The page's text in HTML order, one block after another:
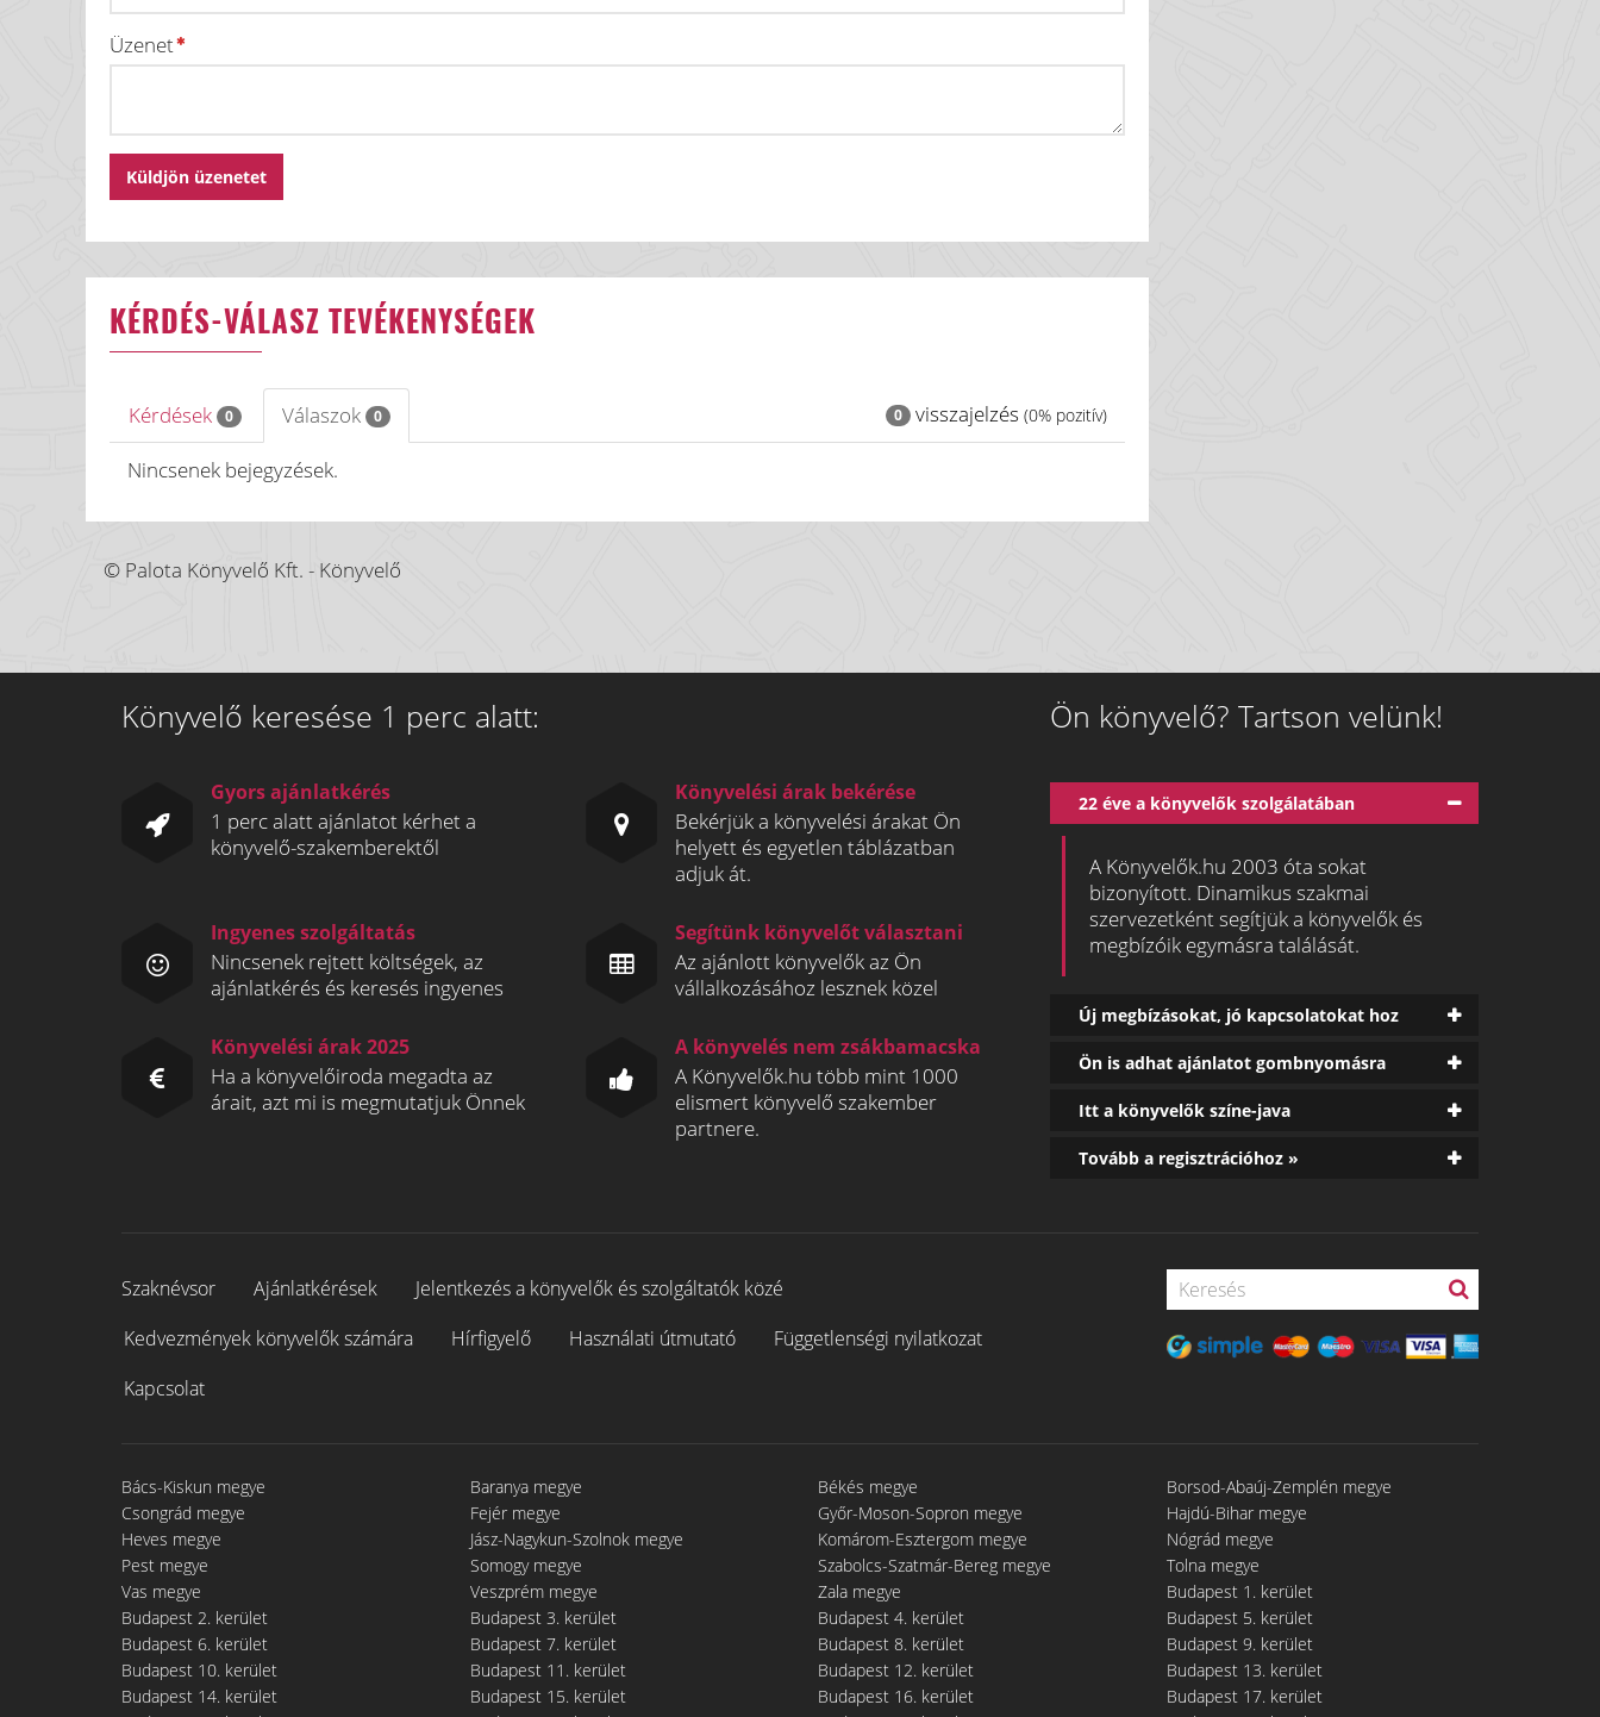
Üzenet
KÉRDÉS-VÁLASZ TEVÉKENYSÉGEK
Kérdések 0 Válaszok 0 0 visszajelzés (0% pozitív)
Nincsenek bejegyzések.
© Palota Könyvelő Kft. - Könyvelő
Könyvelő keresése 1 perc alatt:
Gyors ajánlatkérés
1 perc alatt ajánlatot kérhet a
könyvelő-szakemberektől
Könyvelési árak bekérése
Bekérjük a könyvelési árakat Ön
helyett és egyetlen táblázatban
adjuk át.
Ingyenes szolgáltatás
Nincsenek rejtett költségek, az
ajánlatkérés és keresés ingyenes
Segítünk könyvelőt választani
Az ajánlott könyvelők az Ön
vállalkozásához lesznek közel
Könyvelési árak 2025
Ha a könyvelőiroda megadta az
árait, azt mi is megmutatjuk Önnek
A könyvelés nem zsákbamacska
A Könyvelők.hu több mint 1000
elismert könyvelő szakember
partnere.
Ön könyvelő? Tartson velünk!
22 éve a könyvelők szolgálatában
A Könyvelők.hu 2003 óta sokat
bizonyított. Dinamikus szakmai
szervezetként segítjük a könyvelők és
megbízóik egymásra találását.
Új megbízásokat, jó kapcsolatokat hoz
Ön is adhat ajánlatot gombnyomásra
Itt a könyvelők színe-java
Tovább a regisztrációhoz »
Szaknévsor Ajánlatkérések
Jelentkezés a könyvelők és szolgáltatók közé
Kedvezmények könyvelők számára
Hírfigyelő Használati útmutató
Függetlenségi nyilatkozat
Kapcsolat
Bács-Kiskun megye Baranya megye Békés megye
Borsod-Abaúj-Zemplén megye
Csongrád megye
Fejér megye Győr-Moson-Sopron megye
Hajdú-Bihar megye
Heves megye
Jász-Nagykun-Szolnok megye Komárom-Esztergom megye
Nógrád megye
Pest megye
Somogy megye Szabolcs-Szatmár-Bereg megye
Tolna megye
Vas megye
Veszprém megye Zala megye
Budapest 1. kerület
Budapest 2. kerület
Budapest 3. kerület Budapest 4. kerület
Budapest 5. kerület
Budapest 6. kerület
Budapest 7. kerület Budapest 8. kerület
Budapest 9. kerület
Budapest 10. kerület
Budapest 11. kerület Budapest 12. kerület
Budapest 13. kerület
Budapest 14. kerület
Budapest 15. kerület Budapest 16. kerület
Budapest 17. kerület